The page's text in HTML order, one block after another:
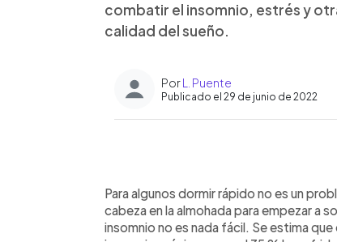
combatir el insomnio, estrés y
calidad del sueño.
PorL. Puente
Publicado el 29 de junio de 2022
Escuchar artículo
Para algunos dormir rápido no es un
cabeza en la almohada para empezar a
insomnio no es nada fácil. Se estima